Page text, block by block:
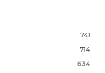
741
714
634